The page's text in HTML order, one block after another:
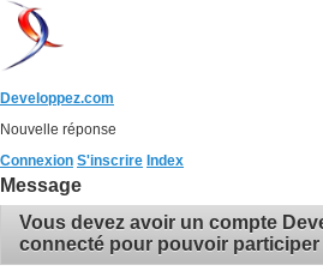
Developpez.com
Nouvelle réponse
Connexion S'inscrire Index
Message
Vous devez avoir un compte
connecté pour pouvoir